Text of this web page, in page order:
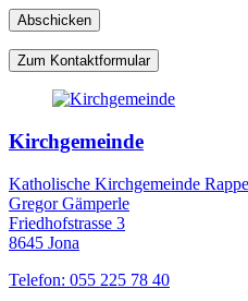
Zum Kontaktformular
Kirchgemeinde
Katholische Kirchgemeinde
Gregor Gämperle
Friedhofstrasse 3
8645 Jona
Telefon: 055 225 78 40